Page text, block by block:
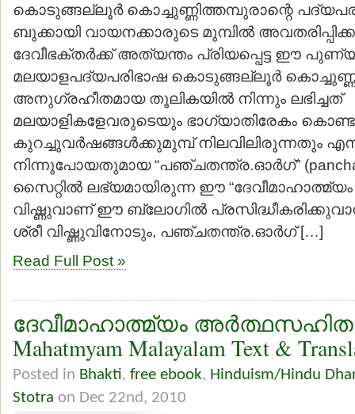
കൊടുങ്ങല്ലൂര്‍ കൊച്ചുണ്ണിത്തമ്പുരാന്റെ
ബുക്കായി വായനക്കാരുടെ മുമ്പില്‍
ദേവീഭക്തര്‍ക്ക് അത്യന്തം പ്രിയപ്പെട്ട ഈ
മലയാളപദ്യപരിഭാഷ കൊടുങ്ങല്ലൂര്‍
അനുഗ്രഹീതമായ തൂലികയില്‍ നിന്നും ലഭിച്ചത്
മലയാളികളേവരുടെയും ഭാഗ്യാതിരേകം
കുറച്ചുവര്‍ഷങ്ങള്‍ക്കുമുമ്പ് നിലവിലിരുന്നതും
നിന്നുപോയതുമായ “പഞ്ചതന്ത്ര.ഓര്‍ഗ്”
സൈറ്റില്‍ ലഭ്യമായിരുന്ന ഈ
വിഷ്ണുവാണ് ഈ ബ്ലോഗില്‍
ശ്രീ വിഷ്ണുവിനോടും, പഞ്ചതന്ത്ര.ഓര്‍ഗ് […]
Read Full Post »
ദേവീമാഹാത്മ്യം അര്‍ത്ഥസഹിതം
Mahatmyam Malayalam Text &
Posted in Bhakti, free ebook, Hinduism/Hindu
Stotra on Dec 22nd, 2010